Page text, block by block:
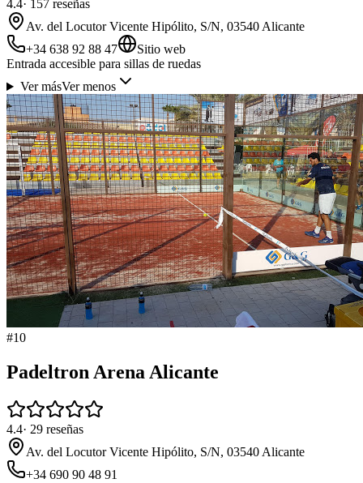
4.4· 157 reseñas
Av. del Locutor Vicente Hipólito, S/N, 03540 Alicante
+34 638 92 88 47
Sitio web
Entrada accesible para sillas de ruedas
Ver másVer menos
#10
Padeltron Arena Alicante
4.4· 29 reseñas
Av. del Locutor Vicente Hipólito, S/N, 03540 Alicante
+34 690 90 48 91